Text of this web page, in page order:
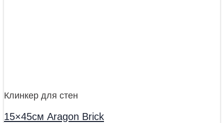
Клинкер для стен
15×45см Aragon Brick